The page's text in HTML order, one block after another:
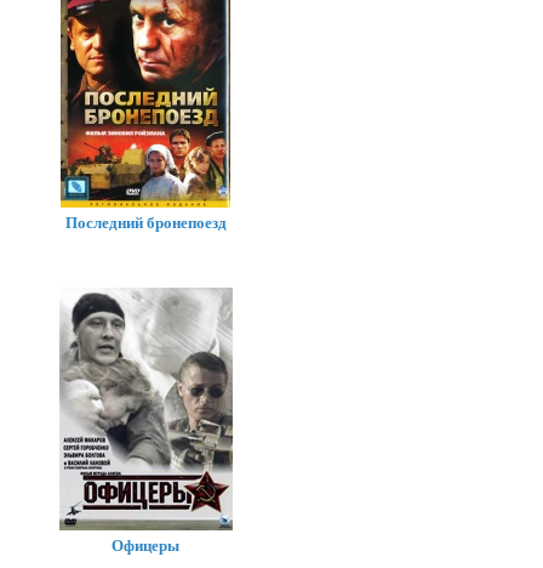
Последний бронепоезд
Офицеры